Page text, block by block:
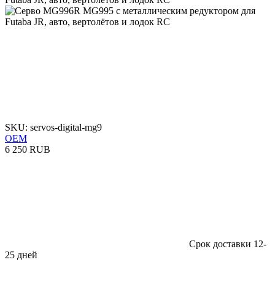
SKU: servos-digital-mg9
OEM
6 250 RUB
Срок доставки 12-
25 дней